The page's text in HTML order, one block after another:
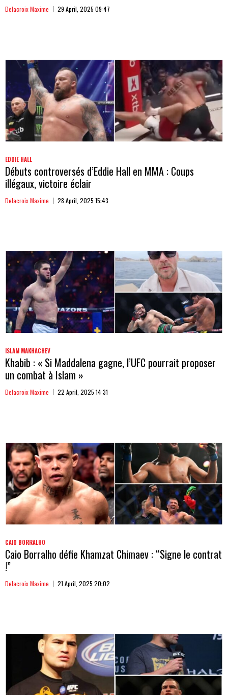
Delacroix Maxime 29 April, 2025 09:47
EDDIE HALL
Débuts controversés d’Eddie Hall en MMA : Coups
illégaux, victoire éclair
Delacroix Maxime 28 April, 2025 15:43
ISLAM MAKHACHEV
Khabib : « Si Maddalena gagne, l’UFC pourrait proposer
un combat à Islam »
Delacroix Maxime 22 April, 2025 14:31
CAIO BORRALHO
Caio Borralho défie Khamzat Chimaev : “Signe le contrat
!”
Delacroix Maxime 21 April, 2025 20:02